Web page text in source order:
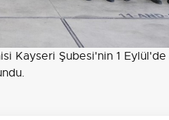
Kayseri Şubesi'nin 1 Eylül'de